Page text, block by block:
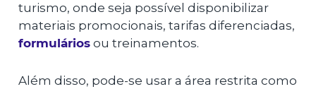
turismo, onde seja possível disponibilizar
materiais promocionais, tarifas diferenciadas,
formulários ou treinamentos.
Além disso, pode-se usar a área restrita como